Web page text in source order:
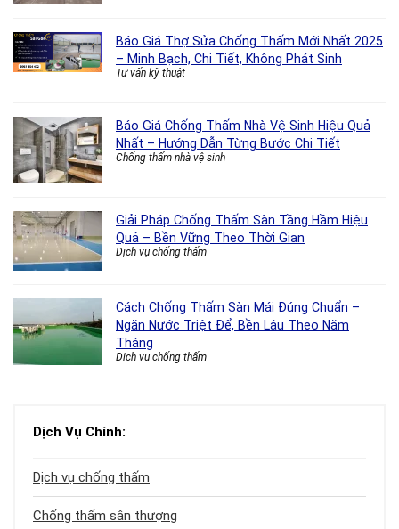
Báo Giá Thợ Sửa Chống Thấm Mới Nhất 2025
– Minh Bạch, Chi Tiết, Không Phát Sinh
Tư vấn kỹ thuật
Báo Giá Chống Thấm Nhà Vệ Sinh Hiệu Quả
Nhất – Hướng Dẫn Từng Bước Chi Tiết
Chống thấm nhà vệ sinh
Giải Pháp Chống Thấm Sàn Tầng Hầm Hiệu
Quả – Bền Vững Theo Thời Gian
Dịch vụ chống thấm
Cách Chống Thấm Sàn Mái Đúng Chuẩn –
Ngăn Nước Triệt Để, Bền Lâu Theo Năm
Tháng
Dịch vụ chống thấm
Dịch Vụ Chính:
Dịch vụ chống thấm
Chống thấm sân thượng